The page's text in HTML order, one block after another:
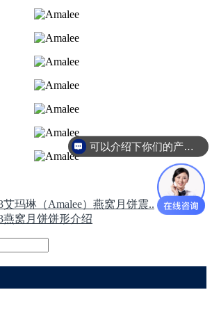
艾玛琳（Amalee）燕窝月饼震..
燕窝月饼饼形介绍
可以介绍下你们的产品么